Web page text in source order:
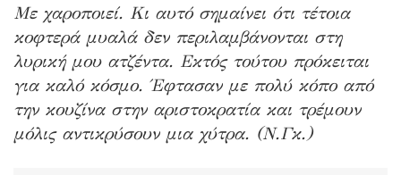
Με χαροποιεί. Κι αυτό σημαίνει ότι τέτοια
κοφτερά μυαλά δεν περιλαμβάνονται στη
λυρική μου ατζέντα. Εκτός τούτου πρόκειται
για καλό κόσμο. Έφτασαν με πολύ κόπο από
την κουζίνα στην αριστοκρατία και τρέμουν
μόλις αντικρύσουν μια χύτρα. (Ν.Γκ.)